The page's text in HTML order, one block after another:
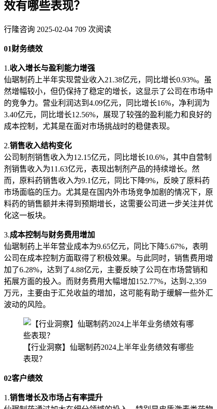
效有哪些表现？
行隆咨询 2025-02-04 709 次阅读
01财务绩效
1.收入增长与盈利能力增强
仙琚制药上半年实现营业收入21.38亿元，同比增长0.93%。虽
然增幅较小，但仍保持了稳定的增长，这显示了公司在市场中
的竞争力。营业利润达到4.09亿元，同比增长16%，净利润为
3.40亿元，同比增长12.56%，展现了较强的盈利能力和良好的
成本控制，尤其是在面对市场挑战时的稳健表现。
2.销售收入结构变化
公司制剂销售收入为12.15亿元，同比增长10.6%，其中自营制
剂销售收入为11.63亿元，表现出制剂产品的持续增长。然
而，原料药销售收入为9.1亿元，同比下降9%，反映了原料药
市场面临的压力。尤其是在国内外市场竞争加剧的情况下，原
料药的销售额并未得到预期增长，这需要公司进一步关注并优
化这一板块。
3.成本控制与财务费用增加
仙琚制药上半年营业成本为9.65亿元，同比下降5.67%，表明
公司在成本控制方面取得了积极效果。与此同时，销售费用增
加了6.28%，达到了4.88亿元，主要反映了公司在市场营销和
拓展方面的投入。而财务费用大幅增加152.77%，达到-2,359
万元，主要由于汇兑收益的增加，这可能有助于缓解一些外汇
波动的风险。
【行业洞察】仙琚制药2024上半年业务绩效有哪些
表现？
02客户绩效
1.销售增长及市场占有率提升